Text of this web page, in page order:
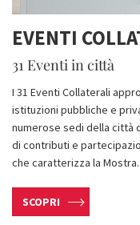
EVENTI
31 Eventi in città
I 31 Eventi Collaterali
istituzioni pubbliche e
numerose sedi della città
di contributi e
che caratterizza la Mostra.
SCOPRI